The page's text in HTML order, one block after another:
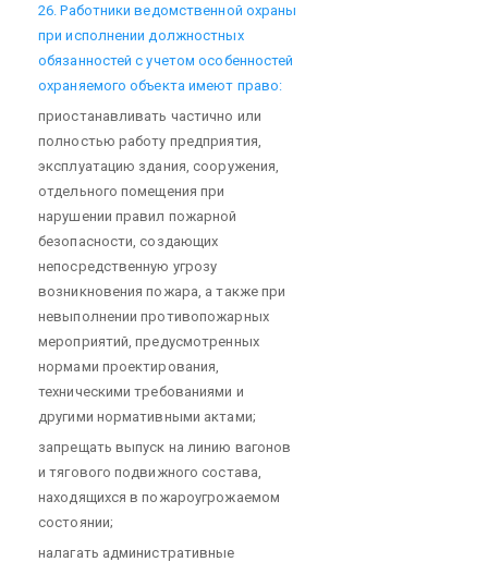
26. Работники ведомственной охраны
при исполнении должностных
обязанностей с учетом особенностей
охраняемого объекта имеют право:
приостанавливать частично или
полностью работу предприятия,
эксплуатацию здания, сооружения,
отдельного помещения при
нарушении правил пожарной
безопасности, создающих
непосредственную угрозу
возникновения пожара, а также при
невыполнении противопожарных
мероприятий, предусмотренных
нормами проектирования,
техническими требованиями и
другими нормативными актами;
запрещать выпуск на линию вагонов
и тягового подвижного состава,
находящихся в пожароугрожаемом
состоянии;
налагать административные